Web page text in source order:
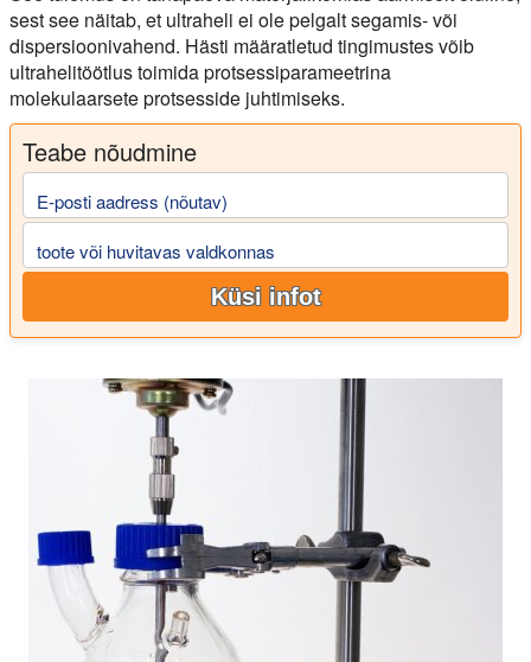
sest see näitab, et ultraheli ei ole pelgalt segamis- või
dispersioonivahend. Hästi määratletud tingimustes võib
ultrahelitöötlus toimida protsessiparameetrina
molekulaarsete protsesside juhtimiseks.
Teabe nõudmine
E-posti aadress (nõutav)
toote või huvitavas valdkonnas
Küsi infot